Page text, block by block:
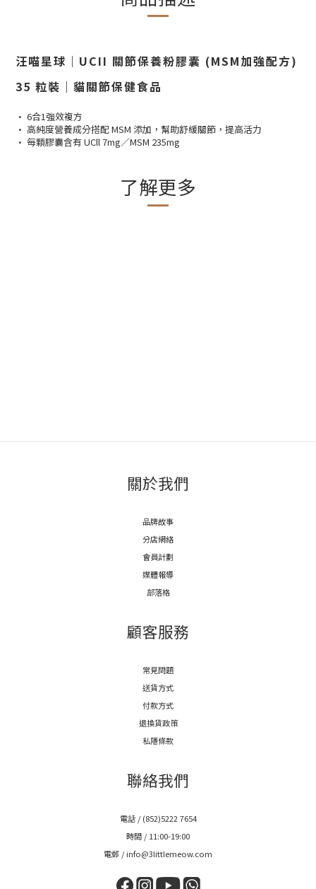
汪喵星球｜UCII 關節保養粉膠囊 (MSM加強配方)
35 粒裝｜貓關節保健食品
• 6合1強效複方
• 高純度營養成分搭配 MSM 添加，幫助舒緩關節，提高活力
• 每顆膠囊含有 UCll 7mg／MSM 235mg
了解更多
關於我們
品牌故事
分店網絡
會員計劃
媒體報導
部落格
顧客服務
常見問題
送貨方式
付款方式
退換貨政策
私隱條款
聯絡我們
電話 / (852)5222 7654
時間 / 11:00-19:00
電郵 / info@3littlemeow.com